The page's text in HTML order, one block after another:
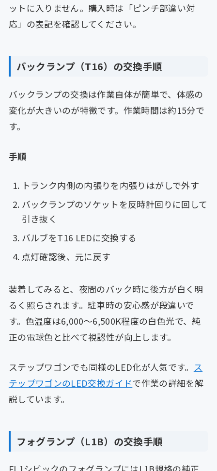
ットに入りません。購入時は「ピンチ部違い対
応」の表記を確認してください。
バックランプ（T16）の交換手順
バックランプの交換は作業自体が簡単で、体感の
変化が大きいのが特徴です。作業時間は約15分で
す。
手順
トランク内側の内張りを内張りはがしで外す
バックランプのソケットを反時計回りに回して
引き抜く
バルブをT16 LEDに交換する
点灯確認後、元に戻す
装着してみると、夜間のバック時に後方が白く明
るく照らされます。駐車時の安心感が段違いで
す。色温度は6,000〜6,500K程度の白色光で、純
正の電球色と比べて視認性が向上します。
ステップワゴンでも同様のLED化が人気です。 ス
テップワゴンのLED交換ガイドで作業の詳細を解
説しています。
フォグランプ（L1B）の交換手順